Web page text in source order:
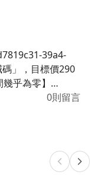
，蘋果原本靠低
維持或超越
0則留言